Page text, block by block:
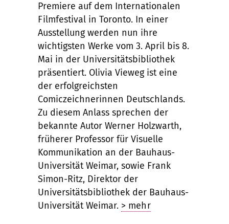
Premiere auf dem Internationalen
Filmfestival in Toronto. In einer
Ausstellung werden nun ihre
wichtigsten Werke vom 3. April bis 8.
Mai in der Universitätsbibliothek
präsentiert. Olivia Vieweg ist eine
der erfolgreichsten
Comiczeichnerinnen Deutschlands.
Zu diesem Anlass sprechen der
bekannte Autor Werner Holzwarth,
früherer Professor für Visuelle
Kommunikation an der Bauhaus-
Universität Weimar, sowie Frank
Simon-Ritz, Direktor der
Universitätsbibliothek der Bauhaus-
Universität Weimar. > mehr